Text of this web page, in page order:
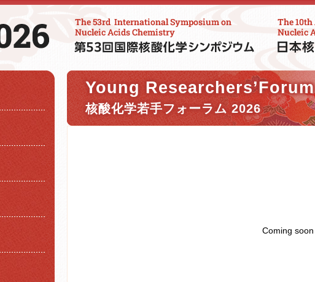
Young Researchers’Forum
核酸化学若手フォーラム 2026
Coming soon